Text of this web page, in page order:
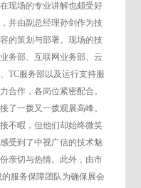
现场的专业讲解也颇受好
并由副总经理孙剑作为技
的策划与部署。现场的技
务部、互联网业务部、云
TC服务部以及运行支持服
合作，各岗位紧密配合。
了一拨又一拨观展高峰。
不暇，但他们却始终微笑
受到了中视广信的技术魅
亲切与热情。此外，由市
服务保障团队为确保展会